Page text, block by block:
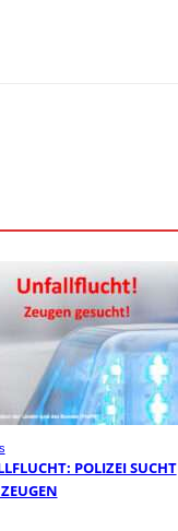
POLIZEI SUCHT